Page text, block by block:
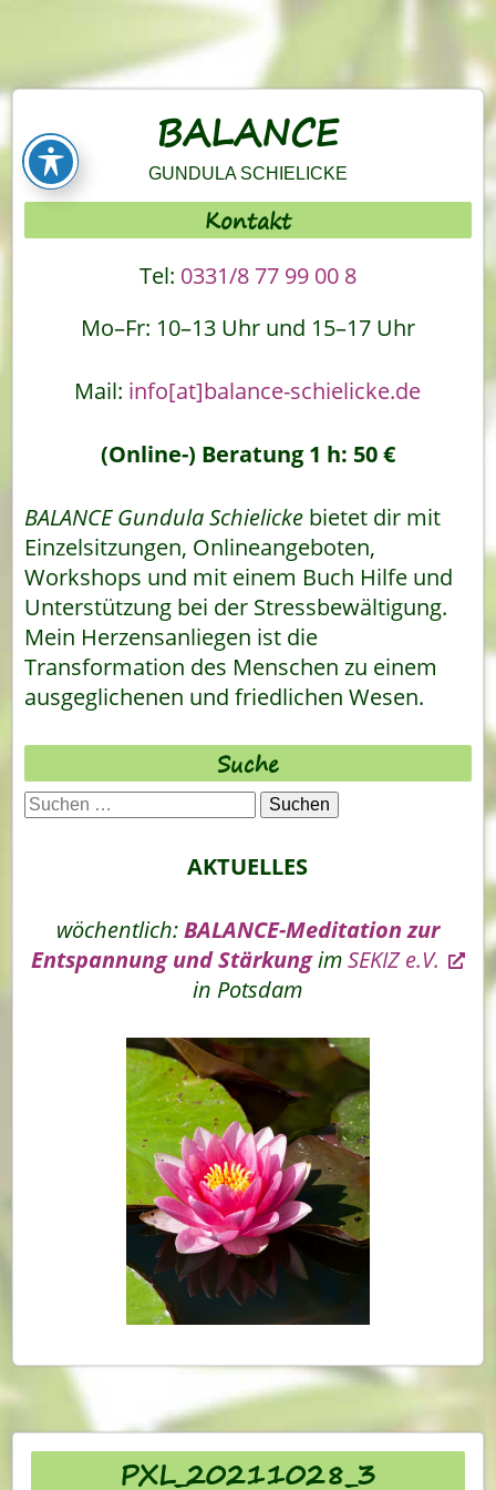
BALANCE
GUNDULA SCHIELICKE
Kontakt
Tel: 0331/8 77 99 00 8
Mo–Fr: 10–13 Uhr und 15–17 Uhr
Mail: info[at]balance-schielicke.de
(Online-) Beratung 1 h: 50 €
BALANCE Gundula Schielicke bietet dir mit
Einzelsitzungen, Onlineangeboten,
Workshops und mit einem Buch Hilfe und
Unterstützung bei der Stressbewältigung.
Mein Herzensanliegen ist die
Transformation des Menschen zu einem
ausgeglichenen und friedlichen Wesen.
Suche
Suchen
nach:
AKTUELLES
wöchentlich:BALANCE-Meditation zur
Entspannung und StärkungimSEKIZ e.V.
in Potsdam
PXL_20211028_3